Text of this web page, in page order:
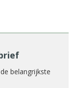
belangrijkste